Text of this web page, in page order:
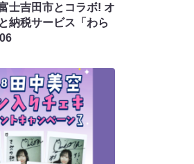
士吉田市とコラボ! オ
納税サービス「わら